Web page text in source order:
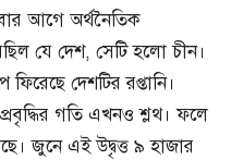
আগে অর্থনৈতিক
যে দেশ, সেটি হলো চীন।
দেশটির রপ্তানি।
গতি এখনও শ্লথ। ফলে
জুনে এই উদ্বৃত্ত ৯ হাজার